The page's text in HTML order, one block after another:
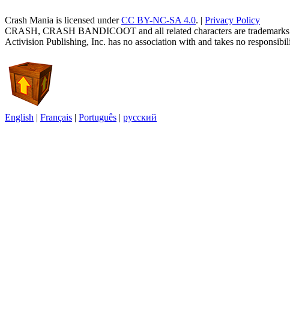
Crash Mania is licensed underCC BY-NC-SA 4.0. | Privacy Policy
CRASH, CRASH BANDICOOT and all related characters are
Activision Publishing, Inc. has no association with and takes no
English | Français | Português | русский